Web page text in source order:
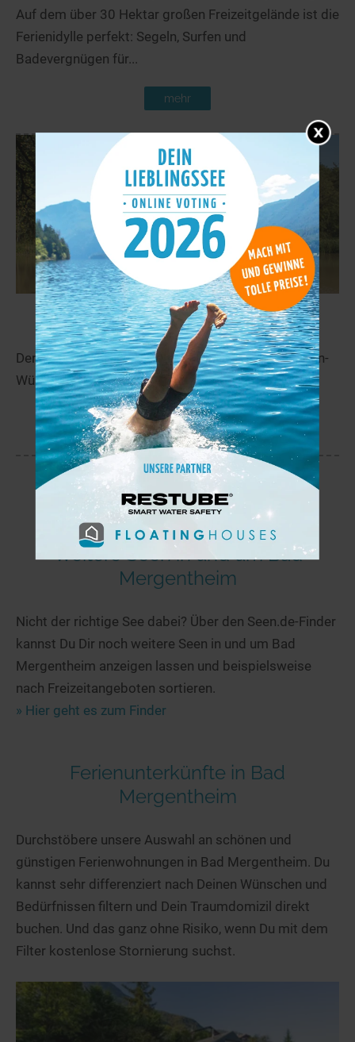
Auf dem über 30 Hektar großen Freizeitgelände ist die
Ferienidylle perfekt: Segeln, Surfen und
Badevergnügen für...
mehr
Annasee 55,9 km
Der Annasee liegt in der Nähe von Beilstein in Baden-
Württemberg.
mehr
Weitere Seen in und um Bad
Mergentheim
Nicht der richtige See dabei? Über den Seen.de-Finder
kannst Du Dir noch weitere Seen in und um Bad
Mergentheim anzeigen lassen und beispielsweise
nach Freizeitangeboten sortieren.
» Hier geht es zum Finder
Ferienunterkünfte in Bad
Mergentheim
Durchstöbere unsere Auswahl an schönen und
günstigen Ferienwohnungen in Bad Mergentheim. Du
kannst sehr differenziert nach Deinen Wünschen und
Bedürfnissen filtern und Dein Traumdomizil direkt
buchen. Und das ganz ohne Risiko, wenn Du mit dem
Filter kostenlose Stornierung suchst.